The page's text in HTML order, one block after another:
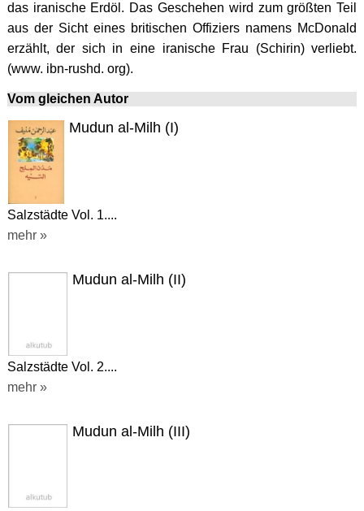
das iranische Erdöl. Das Geschehen wird zum größten Teil
aus der Sicht eines britischen Offiziers namens McDonald
erzählt, der sich in eine iranische Frau (Schirin) verliebt.
(www. ibn-rushd. org).
Vom gleichen Autor
Mudun al-Milh (I)
Salzstädte Vol. 1....
mehr »
Mudun al-Milh (II)
Salzstädte Vol. 2....
mehr »
Mudun al-Milh (III)